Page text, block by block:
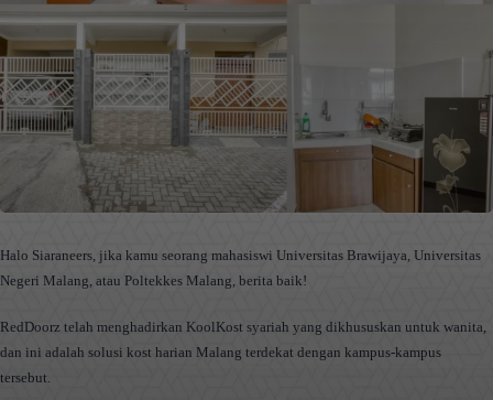
Halo Siaraneers, jika kamu seorang mahasiswi Universitas Brawijaya, Universitas
Negeri Malang, atau Poltekkes Malang, berita baik!
RedDoorz telah menghadirkan KoolKost syariah yang dikhususkan untuk wanita,
dan ini adalah solusi kost harian Malang terdekat dengan kampus-kampus
tersebut.